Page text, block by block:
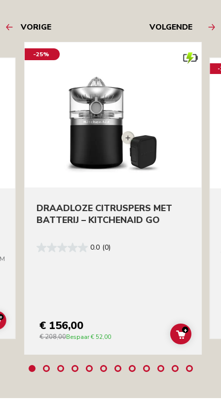
VORIGE VOLGENDE
ADD TO CART
-25%
DRAADLOZE CITRUSPERS MET
BATTERIJ – KITCHENAID GO
0.0 (0)
€ 156,00
€ 208,00Bespaar€ 52,00 ADD TO
+
-